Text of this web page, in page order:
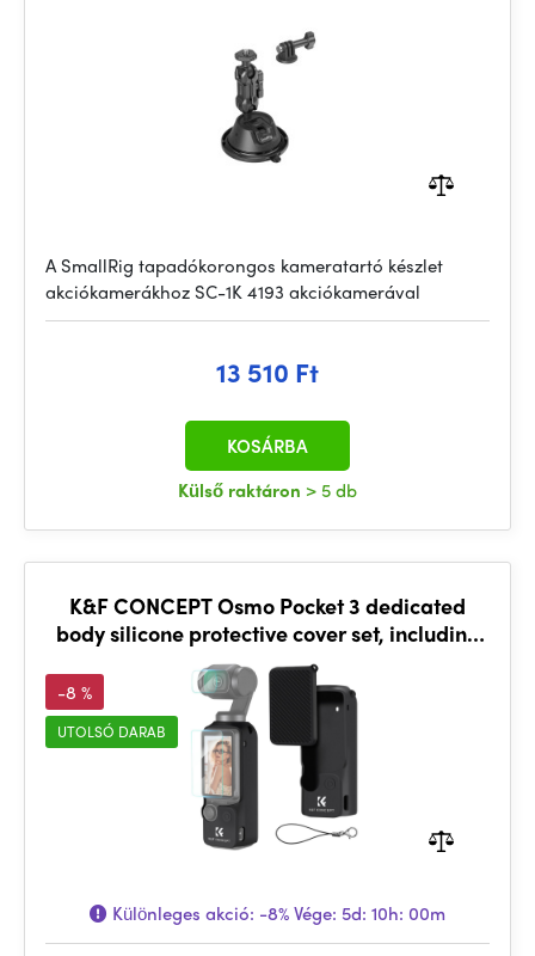
A SmallRig tapadókorongos kameratartó készlet
akciókamerákhoz SC-1K 4193 akciókamerával
13 510 Ft
Külső raktáron > 5 db
KOSÁRBA
K&F CONCEPT Osmo Pocket 3 dedicated
body silicone protective cover set, including
screen protective cover
-8 %
UTOLSÓ DARAB
Különleges akció: -8%Vége: 5d: 10h: 00m